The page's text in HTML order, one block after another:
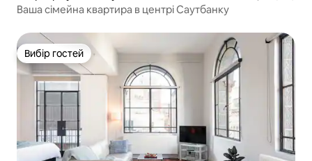
Ваша сімейна квартира в центрі Саутбанку
Вибір гостей
Вибір гостей